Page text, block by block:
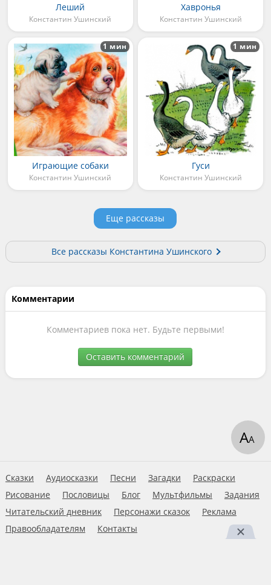
Леший
Константин Ушинский
Хавронья
Константин Ушинский
Играющие собаки
Константин Ушинский
1 мин
Гуси
Константин Ушинский
1 мин
Еще рассказы
Все рассказы Константина Ушинского
Комментарии
Комментариев пока нет. Будьте первыми!
Оставить комментарий
Сказки Аудиосказки Песни Загадки
Раскраски
Рисование
Пословицы Блог Мультфильмы
Задания
Читательский дневник
Персонажи сказок
Реклама
Правообладателям
Контакты
АА